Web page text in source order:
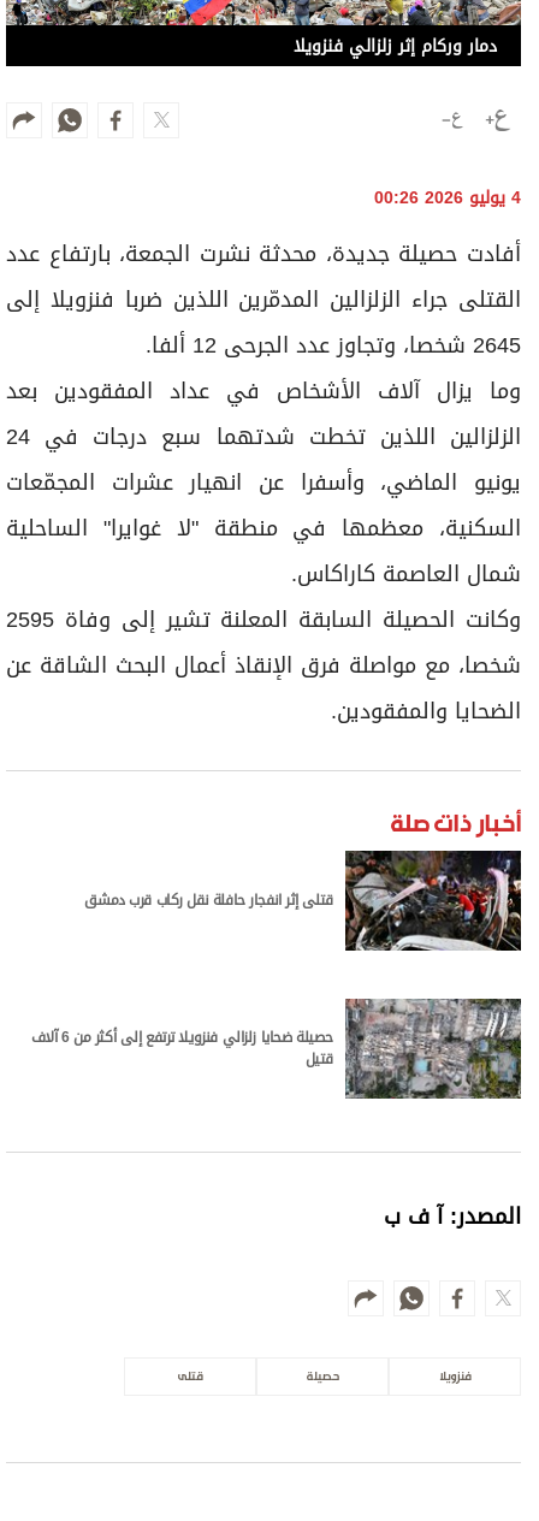
دمار وركام إثر زلزالي فنزويلا
4 يوليو 2026 00:26
أفادت حصيلة جديدة، محدثة نشرت الجمعة، بارتفاع عدد
القتلى جراء الزلزالين المدمّرين اللذين ضربا فنزويلا إلى
2645 شخصا، وتجاوز عدد الجرحى 12 ألفا.
وما يزال آلاف الأشخاص في عداد المفقودين بعد
الزلزالين اللذين تخطت شدتهما سبع درجات في 24
يونيو الماضي، وأسفرا عن انهيار عشرات المجمّعات
السكنية، معظمها في منطقة "لا غوايرا" الساحلية
شمال العاصمة كاراكاس.
وكانت الحصيلة السابقة المعلنة تشير إلى وفاة 2595
شخصا، مع مواصلة فرق الإنقاذ أعمال البحث الشاقة عن
الضحايا والمفقودين.
أخبار ذات صلة
قتلى إثر انفجار حافلة نقل ركاب قرب دمشق
حصيلة ضحايا زلزالي فنزويلا ترتفع إلى أكثر من 6 آلاف
قتيل
المصدر: آ ف ب
فنزويلا حصيلة قتلى